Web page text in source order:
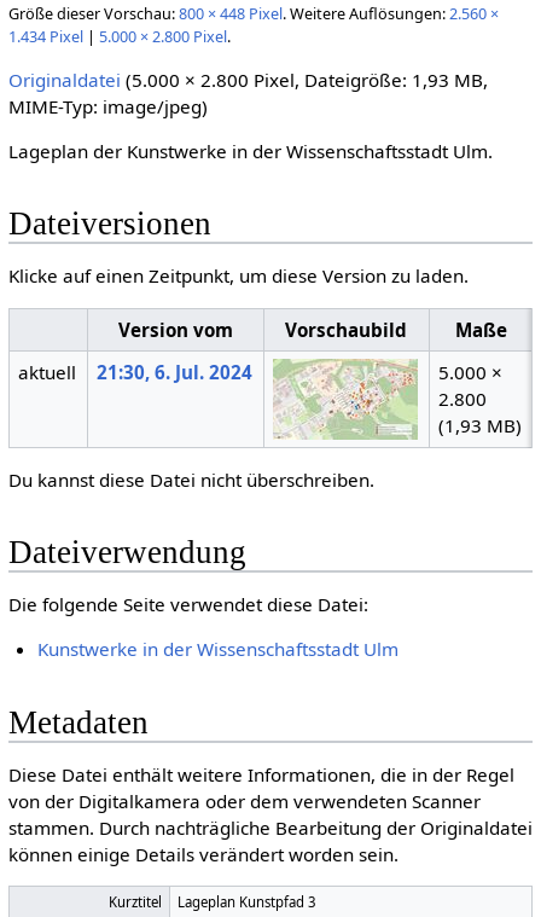
Größe dieser Vorschau:800 × 448 Pixel.Weitere Auflösungen:2.560 ×
1.434 Pixel| 5.000 × 2.800 Pixel.
Originaldatei (5.000 × 2.800 Pixel, Dateigröße: 1,93 MB,
MIME-Typ: image/jpeg)
Lageplan der Kunstwerke in der Wissenschaftsstadt Ulm.
Dateiversionen
Klicke auf einen Zeitpunkt, um diese Version zu laden.
Version vom Vorschaubild
Maße
aktuell
21:30, 6. Jul. 2024
5.000 ×
2.800
(1,93 MB)
Du kannst diese Datei nicht überschreiben.
Dateiverwendung
Die folgende Seite verwendet diese Datei:
Kunstwerke in der Wissenschaftsstadt Ulm
Metadaten
Diese Datei enthält weitere Informationen, die in der Regel
von der Digitalkamera oder dem verwendeten Scanner
stammen. Durch nachträgliche Bearbeitung der Originaldatei
können einige Details verändert worden sein.
Kurztitel Lageplan Kunstpfad 3